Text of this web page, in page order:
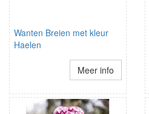
Wanten Breien met kleur
Haelen
Meer info